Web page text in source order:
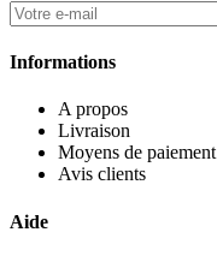
Informations
A propos
Livraison
Moyens de paiement
Avis clients
Aide